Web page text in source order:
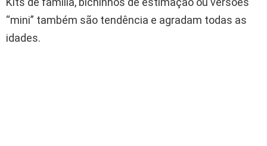
“mini” também são tendência e agradam todas as
idades.